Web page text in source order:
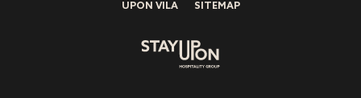
UPON VILA SITEMAP